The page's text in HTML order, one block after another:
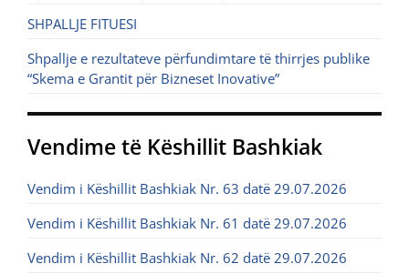
SHPALLJE FITUESI
Shpallje e rezultateve përfundimtare të thirrjes publike
“Skema e Grantit për Bizneset Inovative”
Vendime të Këshillit Bashkiak
Vendim i Këshillit Bashkiak Nr. 63 datë 29.07.2026
Vendim i Këshillit Bashkiak Nr. 61 datë 29.07.2026
Vendim i Këshillit Bashkiak Nr. 62 datë 29.07.2026